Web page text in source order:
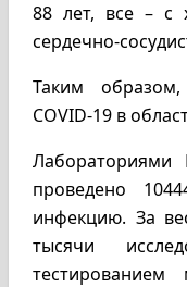
88 лет, все – с
сердечно-
Таким
COVID-19 в
Лабораториями
проведено
инфекцию. За
тысячи